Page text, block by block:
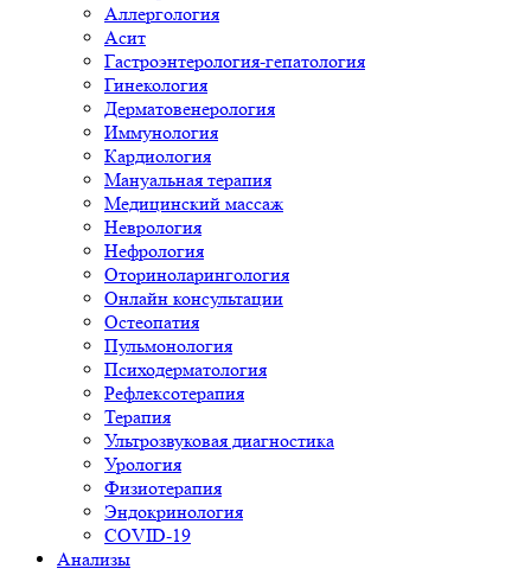
Аллергология
Асит
Гастроэнтерология-гепатология
Гинекология
Дерматовенерология
Иммунология
Кардиология
Мануальная терапия
Медицинский массаж
Неврология
Нефрология
Оториноларингология
Онлайн консультации
Остеопатия
Пульмонология
Психодерматология
Рефлексотерапия
Терапия
Ультрозвуковая диагностика
Урология
Физиотерапия
Эндокринология
COVID-19
Анализы